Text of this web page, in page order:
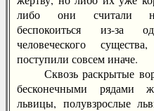
либо они считали
беспокоиться из-за
человеческого
поступили совсем иначе.
Сквозь раскрытые
бесконечными рядами
львицы, полувзрослые